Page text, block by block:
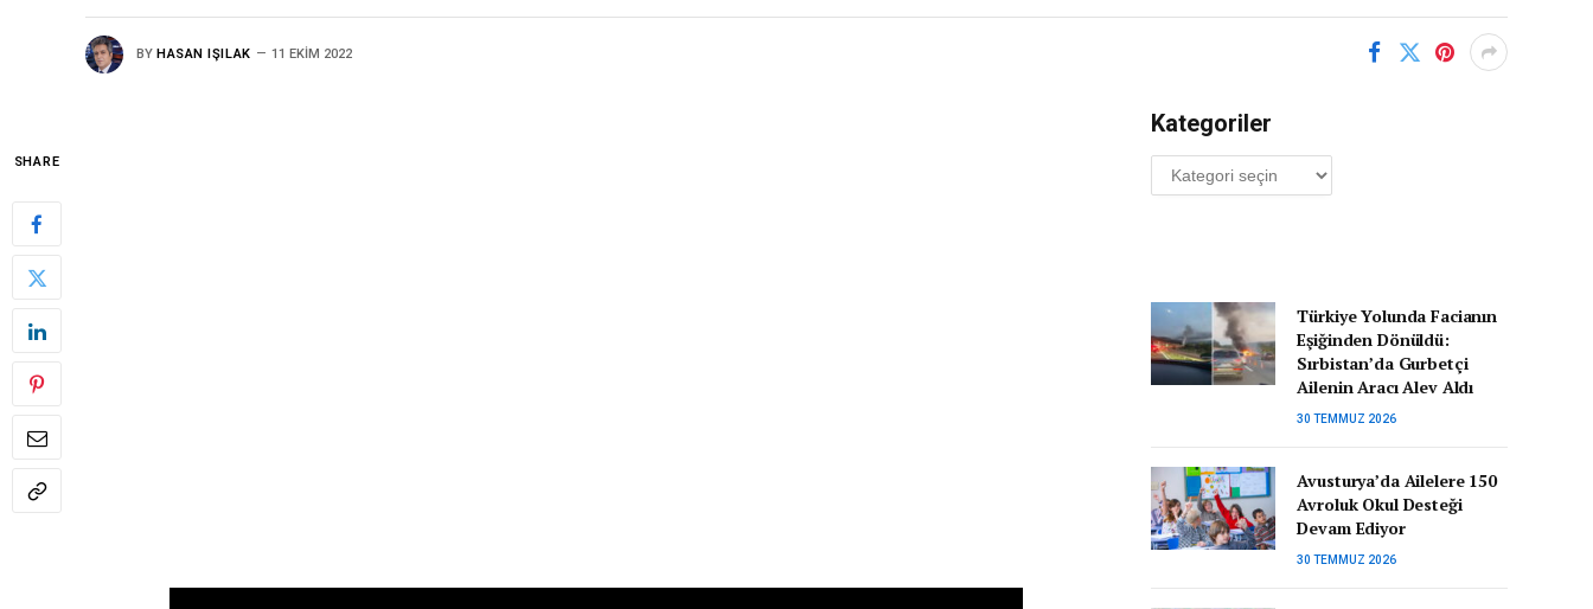
BY HASAN IŞILAK 11 EKIM 2022
SHARE
Kategoriler
Kategoriler
Türkiye Yolunda Facianın
Eşiğinden Dönüldü:
Sırbistan’da Gurbetçi
Ailenin Aracı Alev Aldı
30 TEMMUZ 2026
Avusturya’da Ailelere 150
Avroluk Okul Desteği
Devam Ediyor
30 TEMMUZ 2026